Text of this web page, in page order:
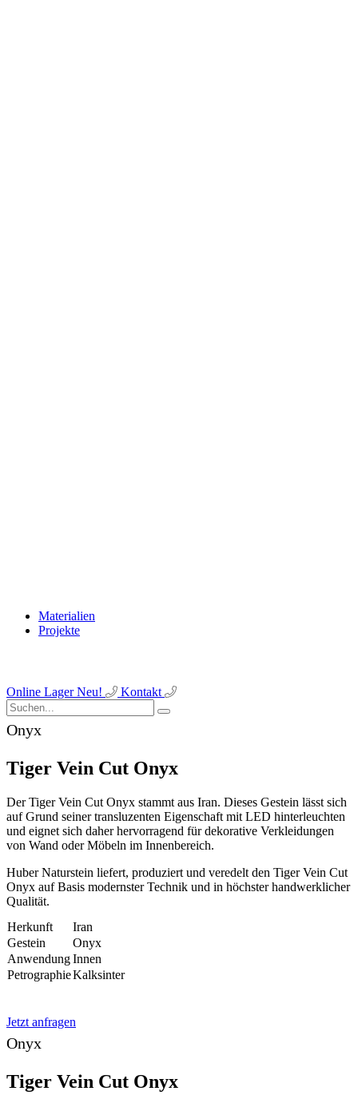
Materialien
Projekte
Online LagerNeu! Kontakt
Onyx
Tiger Vein Cut Onyx
Der Tiger Vein Cut Onyx stammt aus Iran. Dieses Gestein lässt sich
auf Grund seiner transluzenten Eigenschaft mit LED hinterleuchten
und eignet sich daher hervorragend für dekorative Verkleidungen
von Wand oder Möbeln im Innenbereich.
Huber Naturstein liefert, produziert und veredelt den Tiger Vein Cut
Onyx auf Basis modernster Technik und in höchster handwerklicher
Qualität.
Herkunft
Iran
Gestein
Onyx
AnwendungInnen
PetrographieKalksinter
Jetzt anfragen
Onyx
Tiger Vein Cut Onyx